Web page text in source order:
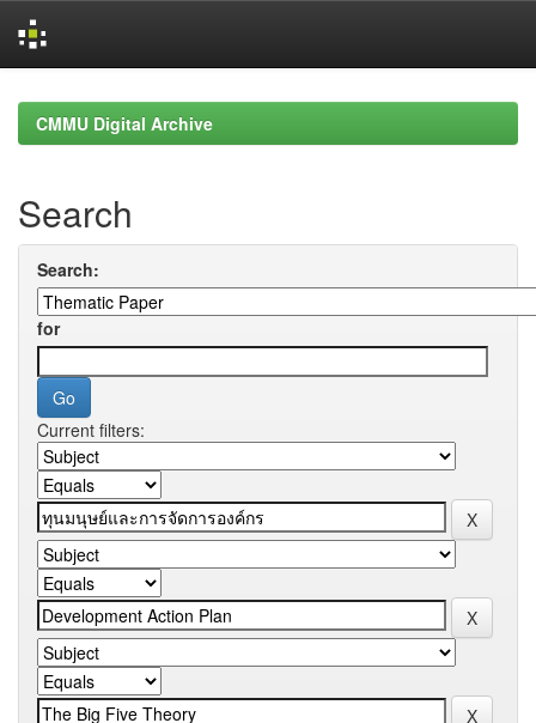
navigationCMMU Digital Archive
Search
Search:
for
Current filters: